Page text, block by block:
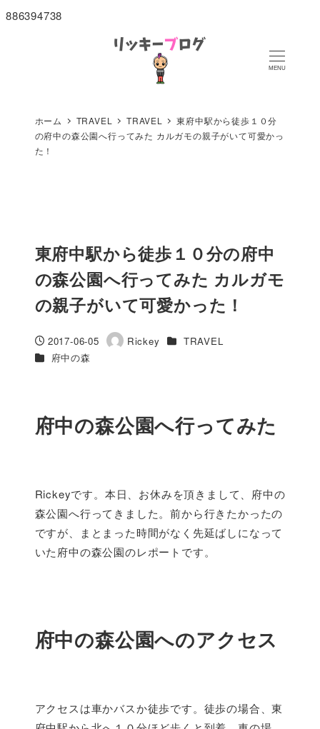
886394738
MENU
ホーム TRAVEL TRAVEL
東府中駅から徒歩１０分
の府中の森公園へ行ってみた カルガモの親子がいて可愛かっ
た！
東府中駅から徒歩１０分の府中
の森公園へ行ってみた カルガモ
の親子がいて可愛かった！
投稿日
2017-06-05
著
Rickey カテゴリー
TRAVEL
カテゴリー
府中の森
府中の森公園へ行ってみた
Rickeyです。本日、お休みを頂きまして、府中の
森公園へ行ってきました。前から行きたかったの
ですが、まとまった時間がなく先延ばしになって
いた府中の森公園のレポートです。
府中の森公園へのアクセス
アクセスは車かバスか徒歩です。徒歩の場合、東